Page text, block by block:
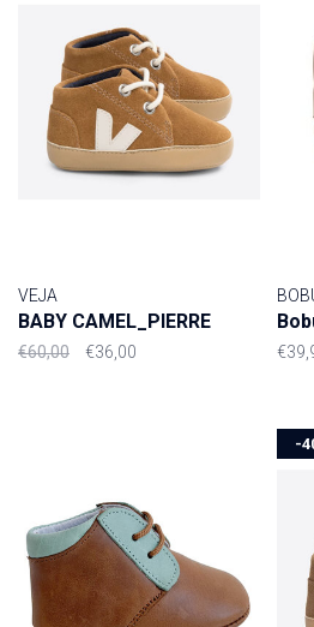
VEJA
BABY CAMEL_PIERRE
€60,00 €36,00
-